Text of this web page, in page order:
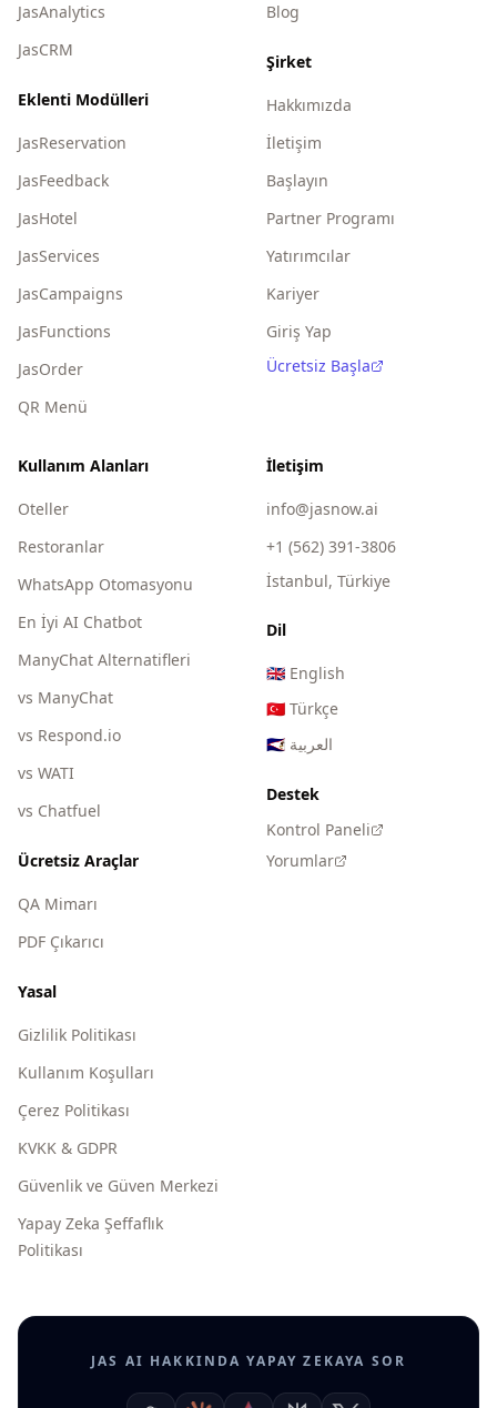
JasAnalytics
JasCRM
Eklenti Modülleri
JasReservation
JasFeedback
JasHotel
JasServices
JasCampaigns
JasFunctions
JasOrder
QR Menü
Blog
Şirket
Hakkımızda
İletişim
Başlayın
Partner Programı
Yatırımcılar
Kariyer
Giriş Yap
Ücretsiz Başla
Kullanım Alanları
Oteller
Restoranlar
WhatsApp Otomasyonu
En İyi AI Chatbot
ManyChat Alternatifleri
vs ManyChat
vs Respond.io
vs WATI
vs Chatfuel
Ücretsiz Araçlar
QA Mimarı
PDF Çıkarıcı
Yasal
Gizlilik Politikası
Kullanım Koşulları
Çerez Politikası
KVKK & GDPR
Güvenlik ve Güven Merkezi
Yapay Zeka Şeffaflık
Politikası
İletişim
info@jasnow.ai
+1 (562) 391-3806
İstanbul, Türkiye
Dil
🇬🇧 English
🇹🇷 Türkçe
🇸🇦 العربية
Destek
Kontrol Paneli
Yorumlar
JAS AI HAKKINDA YAPAY ZEKAYA SOR